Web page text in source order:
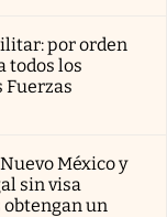
por orden
todos los
Fuerzas
México y
sin visa
un